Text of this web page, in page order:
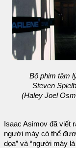
Bộ phim tâm
Steven
(Haley Joel
Isaac Asimov đã viết
người máy có thể
dọa” và “người máy